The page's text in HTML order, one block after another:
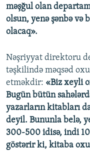
məşğul olan
olsun, yenə şənbə və
olacaq».
Nəşriyyat direktoru
təşkilində məqsəd
etməkdir: «Biz xeyli
Bugün bütün
yazarların kitabları
deyil. Bununla belə,
300-500 idisə, indi
göstərir ki, kitaba